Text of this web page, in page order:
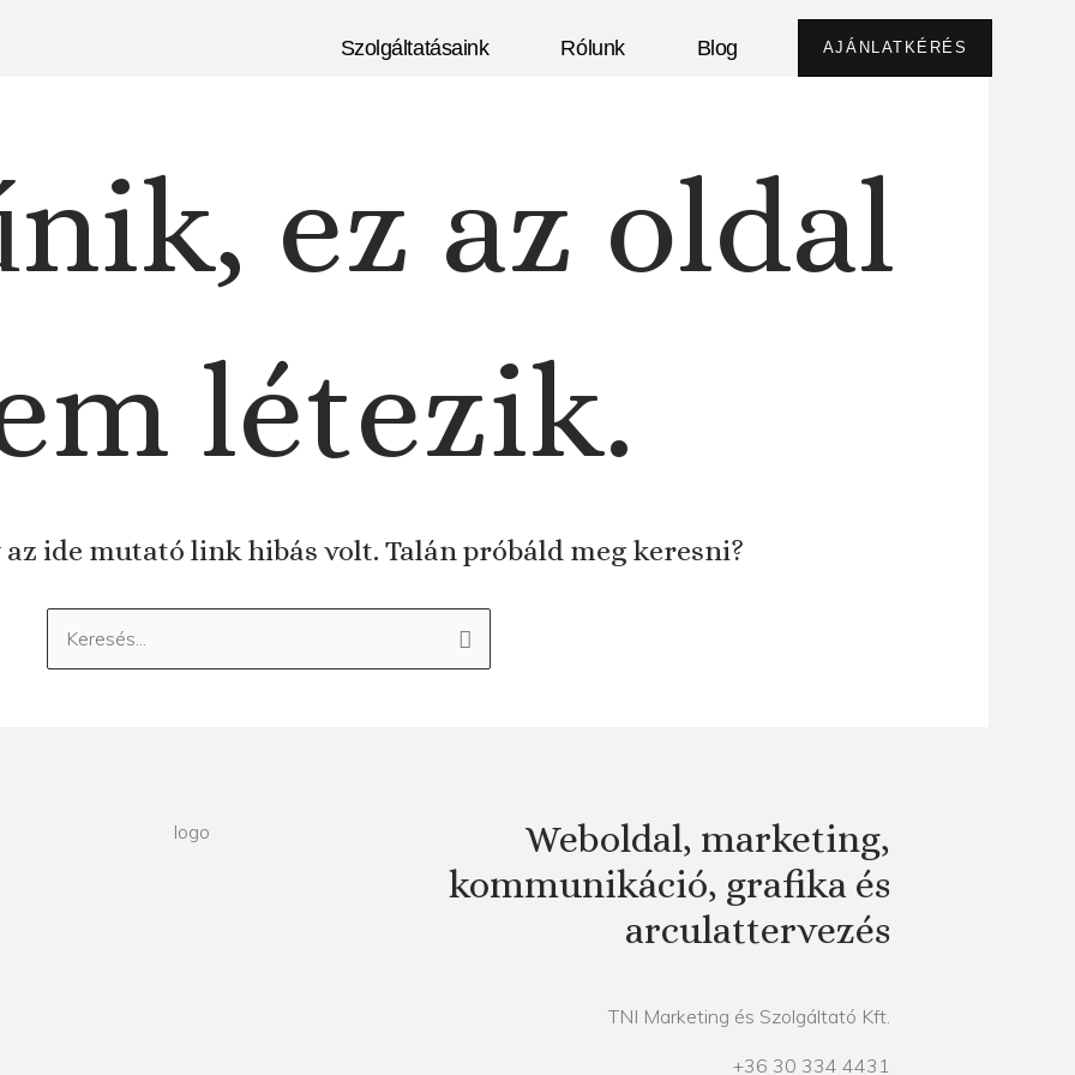
Szolgáltatásaink Rólunk Blog AJÁNLATKÉRÉS
ez az oldal
létezik.
ide mutató link hibás volt. Talán próbáld meg keresni?
Keresés:
Weboldal, marketing,
kommunikáció, grafika és
arculattervezés
TNI Marketing és Szolgáltató Kft.
+36 30 334 4431